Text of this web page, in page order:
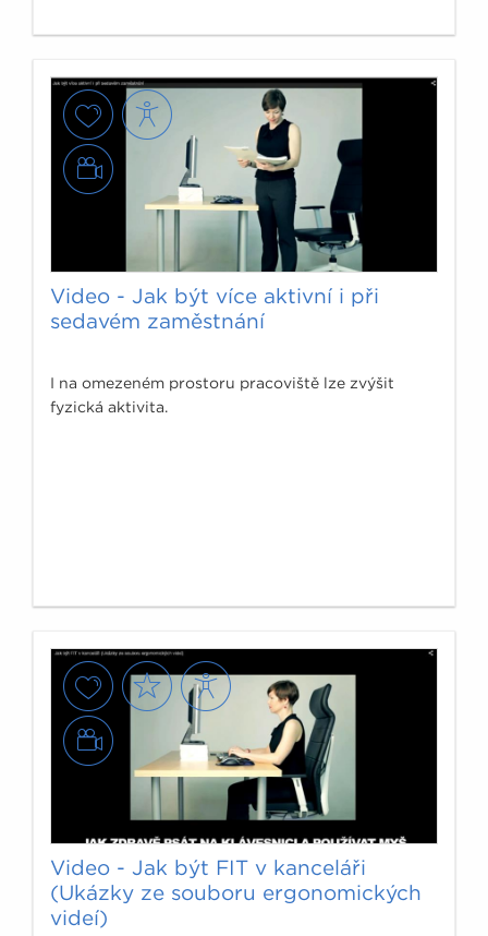
Video - Jak být více aktivní i při
sedavém zaměstnání
I na omezeném prostoru pracoviště lze zvýšit
fyzická aktivita.
Video - Jak být FIT v kanceláři
(Ukázky ze souboru ergonomických
videí)